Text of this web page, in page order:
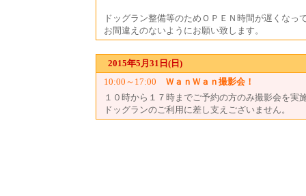
ドッグラン整備等のためＯＰＥＮ時間が遅くなっ
お間違えのないようにお願い致します。
2015年5月31日(日)
10:00～17:00 ＷａｎＷａｎ撮影会！
１０時から１７時までご予約の方のみ撮影会を実
ドッグランのご利用に差し支えございません。